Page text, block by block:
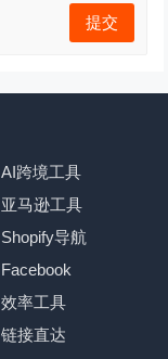
AI跨境工具
亚马逊工具
Shopify导航
Facebook
效率工具
链接直达